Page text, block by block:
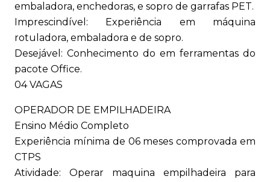
embaladora, enchedoras, e sopro de garrafas PET.
Imprescindível: Experiência em máquina
rotuladora, embaladora e de sopro.
Desejável: Conhecimento do em ferramentas do
pacote Office.
04 VAGAS
OPERADOR DE EMPILHADEIRA
Ensino Médio Completo
Experiência mínima de 06 meses comprovada em
CTPS
Atividade: Operar maquina empilhadeira para